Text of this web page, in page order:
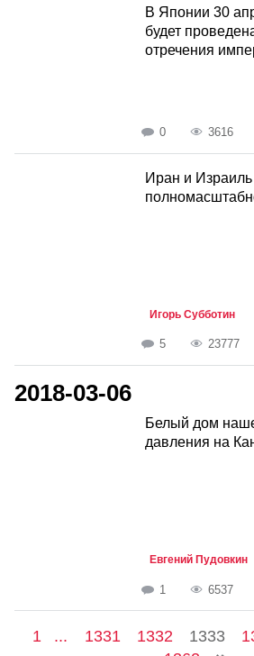
В Японии 30
будет
отречения
0 3616
Иран и Израиль
Игорь Субботин
5 23777
2018-03-06
Белый дом
давления на
Евгений Пудовкин
1 6537
1 ... 1331 1332 1333